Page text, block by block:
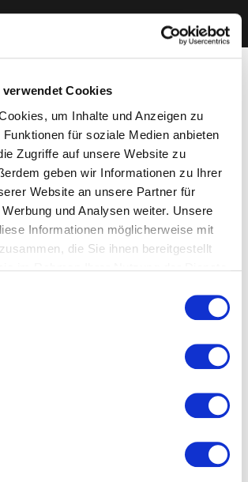
verwendet Cookies
um Inhalte und Anzeigen zu
für soziale Medien anbieten
Zugriffe auf unsere Website zu
geben wir Informationen zu Ihrer
Website an unsere Partner für
und Analysen weiter. Unsere
Informationen möglicherweise mit
die Sie ihnen bereitgestellt
unsere Webseite weiterhin nutzen.